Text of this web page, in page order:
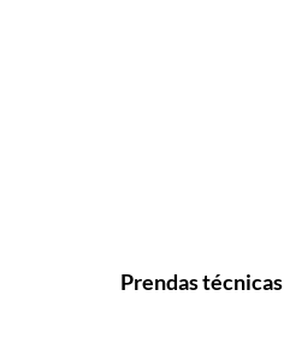
Prendas técnicas